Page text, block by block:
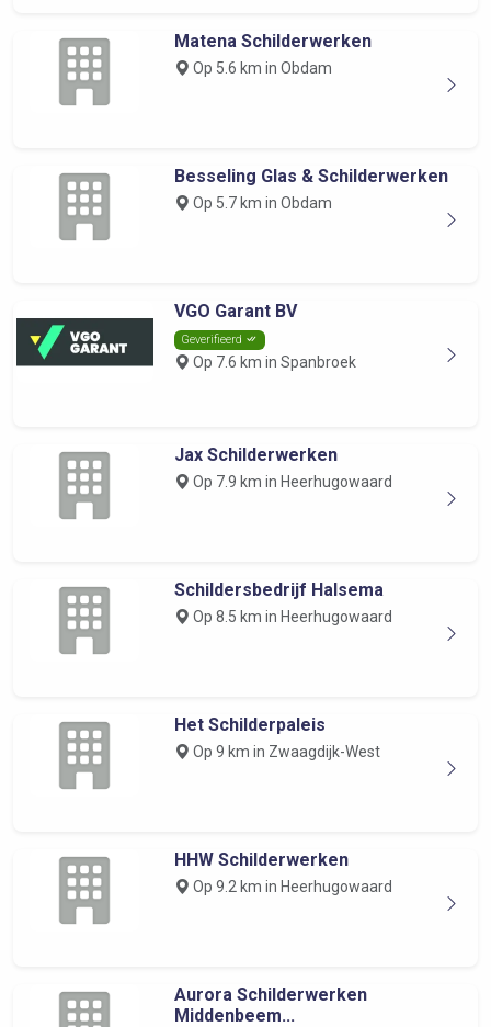
Matena Schilderwerken
Op 5.6 km in Obdam
Besseling Glas & Schilderwerken
Op 5.7 km in Obdam
VGO Garant BV
Geverifieerd
Op 7.6 km in Spanbroek
Jax Schilderwerken
Op 7.9 km in Heerhugowaard
Schildersbedrijf Halsema
Op 8.5 km in Heerhugowaard
Het Schilderpaleis
Op 9 km in Zwaagdijk-West
HHW Schilderwerken
Op 9.2 km in Heerhugowaard
Aurora Schilderwerken
Middenbeem...